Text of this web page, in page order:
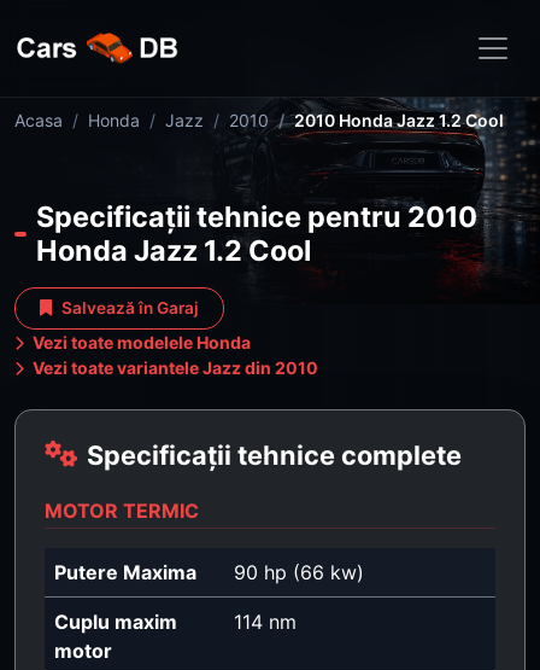
Acasa Honda Jazz 2010 2010 Honda Jazz 1.2 Cool
Specificații tehnice pentru 2010
Honda Jazz 1.2 Cool
Salvează în Garaj
Vezi toate modelele Honda
Vezi toate variantele Jazz din 2010
Specificații tehnice complete
MOTOR TERMIC
Putere Maxima 90 hp (66 kw)
Cuplu maxim
motor
114 nm